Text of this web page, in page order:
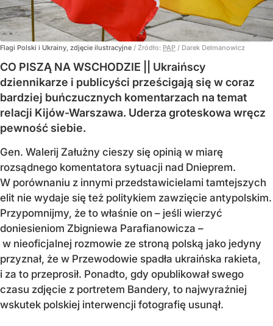
Flagi Polski i Ukrainy, zdjęcie ilustracyjne / Źródło: PAP / Darek Delmanowicz
CO PISZĄ NA WSCHODZIE || Ukraińscy
dziennikarze i publicyści prześcigają się w coraz
bardziej buńczucznych komentarzach na temat
relacji Kijów-Warszawa. Uderza groteskowa wręcz
pewność siebie.
Gen. Walerij Załużny cieszy się opinią w miarę
rozsądnego komentatora sytuacji nad Dnieprem.
W porównaniu z innymi przedstawicielami tamtejszych
elit nie wydaje się też politykiem zawzięcie antypolskim.
Przypomnijmy, że to właśnie on – jeśli wierzyć
doniesieniom Zbigniewa Parafianowicza –
w nieoficjalnej rozmowie ze stroną polską jako jedyny
przyznał, że w Przewodowie spadła ukraińska rakieta,
i za to przeprosił. Ponadto, gdy opublikował swego
czasu zdjęcie z portretem Bandery, to najwyraźniej
wskutek polskiej interwencji fotografię usunął.